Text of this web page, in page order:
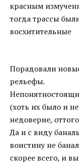
красным
тогда трассы
восхитительные
Порадовали
рельефы.
(хоть их было и
недоверие,
Да и с виду
воистину не
скорее всего, и